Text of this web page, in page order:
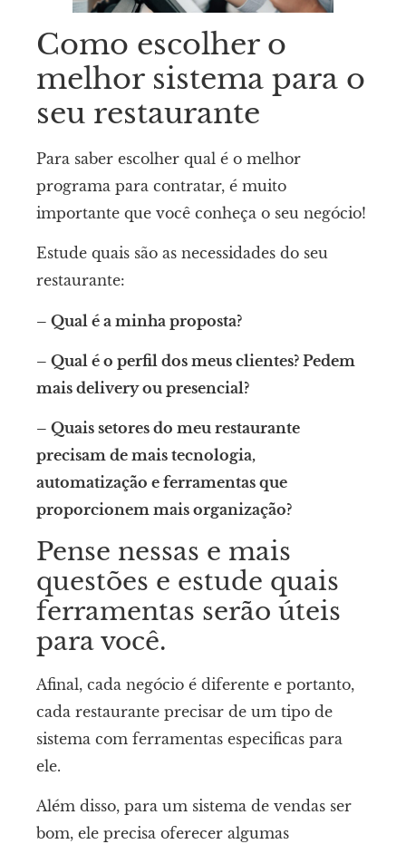
Como escolher o
melhor sistema para o
seu restaurante
Para saber escolher qual é o melhor
programa para contratar, é muito
importante que você conheça o seu negócio!
Estude quais são as necessidades do seu
restaurante:
– Qual é a minha proposta?
– Qual é o perfil dos meus clientes? Pedem
mais delivery ou presencial?
– Quais setores do meu restaurante
precisam de mais tecnologia,
automatização e ferramentas que
proporcionem mais organização?
Pense nessas e mais
questões e estude quais
ferramentas serão úteis
para você.
Afinal, cada negócio é diferente e portanto,
cada restaurante precisar de um tipo de
sistema com ferramentas especificas para
ele.
Além disso, para um sistema de vendas ser
bom, ele precisa oferecer algumas